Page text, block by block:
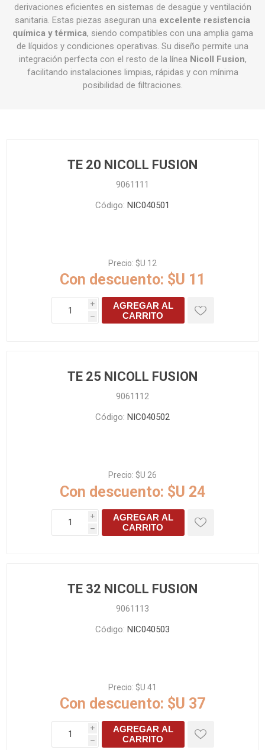
derivaciones eficientes en sistemas de desagüe y ventilación
sanitaria. Estas piezas aseguran una excelente resistencia
química y térmica, siendo compatibles con una amplia gama
de líquidos y condiciones operativas. Su diseño permite una
integración perfecta con el resto de la línea Nicoll Fusion,
facilitando instalaciones limpias, rápidas y con mínima
posibilidad de filtraciones.
TE 20 NICOLL FUSION
9061111
Código: NIC040501
Precio: $U 12
Con descuento: $U 11
i
h
AGREGAR AL
CARRITO
TE 25 NICOLL FUSION
9061112
Código: NIC040502
Precio: $U 26
Con descuento: $U 24
i
h
AGREGAR AL
CARRITO
TE 32 NICOLL FUSION
9061113
Código: NIC040503
Precio: $U 41
Con descuento: $U 37
i
h
AGREGAR AL
CARRITO